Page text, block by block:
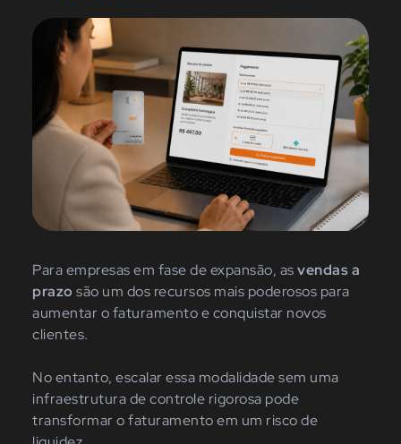
Para empresas em fase de expansão, asvendas a
prazo são um dos recursos mais poderosos para
aumentar o faturamento e conquistar novos
clientes.
No entanto, escalar essa modalidade sem uma
infraestrutura de controle rigorosa pode
transformar o faturamento em um risco de